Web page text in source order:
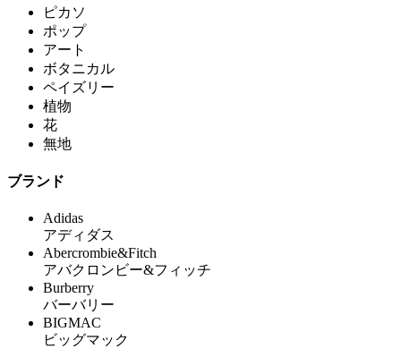
ピカソ
ポップ
アート
ボタニカル
ペイズリー
植物
花
無地
ブランド
Adidas
アディダス
Abercrombie&Fitch
アバクロンビー&フィッチ
Burberry
バーバリー
BIGMAC
ビッグマック